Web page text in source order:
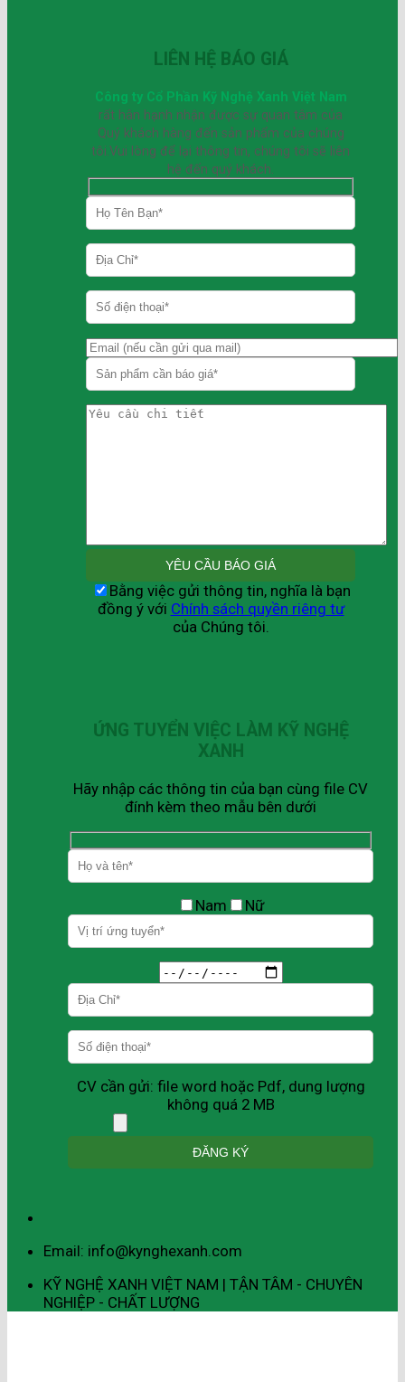
LIÊN HỆ BÁO GIÁ
Công ty Cổ Phần Kỹ Nghệ Xanh Việt Nam
rất hân hạnh nhận được sự quan tâm của
Quý khách hàng đến sản phẩm của chúng
tôi.Vui lòng để lại thông tin, chúng tôi sẽ liên
hệ đến quý khách.
Bằng việc gửi thông tin, nghĩa là bạn
đồng ý với Chính sách quyền riêng tư
của Chúng tôi.
ỨNG TUYỂN VIỆC LÀM KỸ NGHỆ
XANH
Hãy nhập các thông tin của bạn cùng file CV
đính kèm theo mẫu bên dưới
Nam Nữ
CV cần gửi: file word hoặc Pdf, dung lượng
không quá 2 MB
Email: info@kynghexanh.com
KỸ NGHỆ XANH VIỆT NAM | TẬN TÂM - CHUYÊN
NGHIỆP - CHẤT LƯỢNG